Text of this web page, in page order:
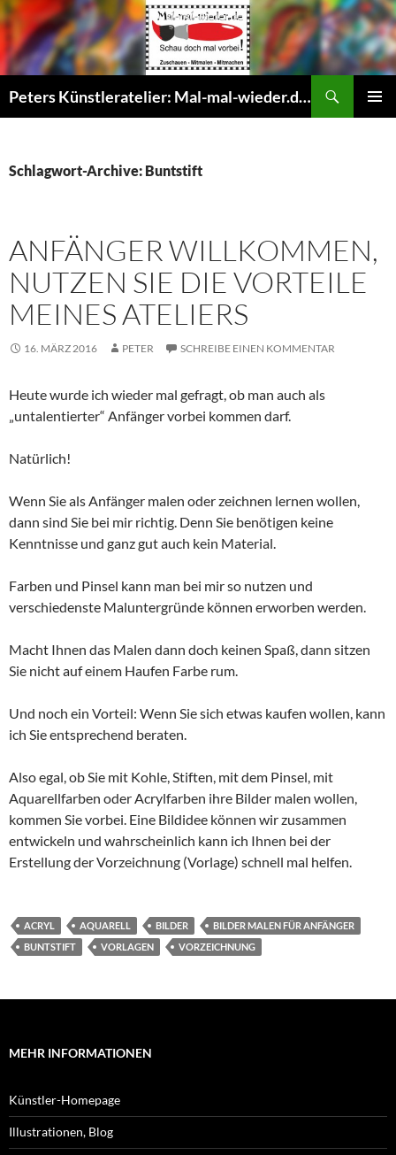
Peters Künstleratelier: Mal-mal-wieder.de – Offenes Maleratelier, Malkurse, Gruppenevents Malen für Senioren, Erwachsene und Kinder
Schlagwort-Archive: Buntstift
ANFÄNGER WILLKOMMEN,
NUTZEN SIE DIE VORTEILE
MEINES ATELIERS
16. MÄRZ 2016 PETER SCHREIBE EINEN KOMMENTAR
Heute wurde ich wieder mal gefragt, ob man auch als
„untalentierter“ Anfänger vorbei kommen darf.
Natürlich!
Wenn Sie als Anfänger malen oder zeichnen lernen wollen,
dann sind Sie bei mir richtig. Denn Sie benötigen keine
Kenntnisse und ganz gut auch kein Material.
Farben und Pinsel kann man bei mir so nutzen und
verschiedenste Maluntergründe können erworben werden.
Macht Ihnen das Malen dann doch keinen Spaß, dann sitzen
Sie nicht auf einem Haufen Farbe rum.
Und noch ein Vorteil: Wenn Sie sich etwas kaufen wollen, kann
ich Sie entsprechend beraten.
Also egal, ob Sie mit Kohle, Stiften, mit dem Pinsel, mit
Aquarellfarben oder Acrylfarben ihre Bilder malen wollen,
kommen Sie vorbei. Eine Bildidee können wir zusammen
entwickeln und wahrscheinlich kann ich Ihnen bei der
Erstellung der Vorzeichnung (Vorlage) schnell mal helfen.
ACRYL AQUARELL BILDER
BILDER MALEN FÜR ANFÄNGER
BUNTSTIFT
VORLAGEN VORZEICHNUNG
MEHR INFORMATIONEN
Künstler-Homepage
Illustrationen, Blog